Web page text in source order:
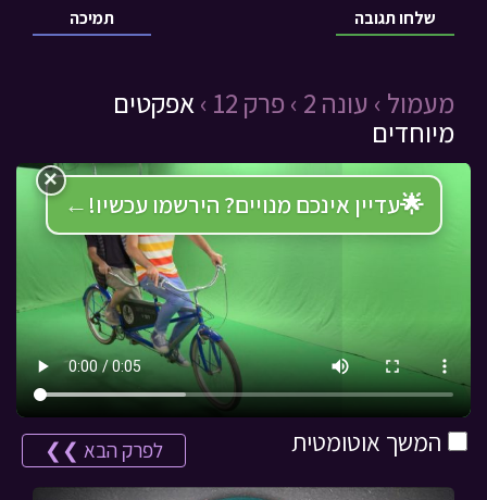
תמיכה שלחו תגובה
מעמול › עונה 2 › פרק 12 ›
אפקטים
מיוחדים
🌟עדיין אינכם מנויים? הירשמו עכשיו! ←
×
המשך אוטומטית לפרק הבא ❯❯